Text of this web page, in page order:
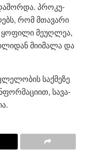
პრო­კუ­
რომ მთა­ვა­რი
ყო­ფი­ლი მე­უღ­ლეა,
მი­ი­მა­ლა და
საქ­მე­ზე
სა­ვა­